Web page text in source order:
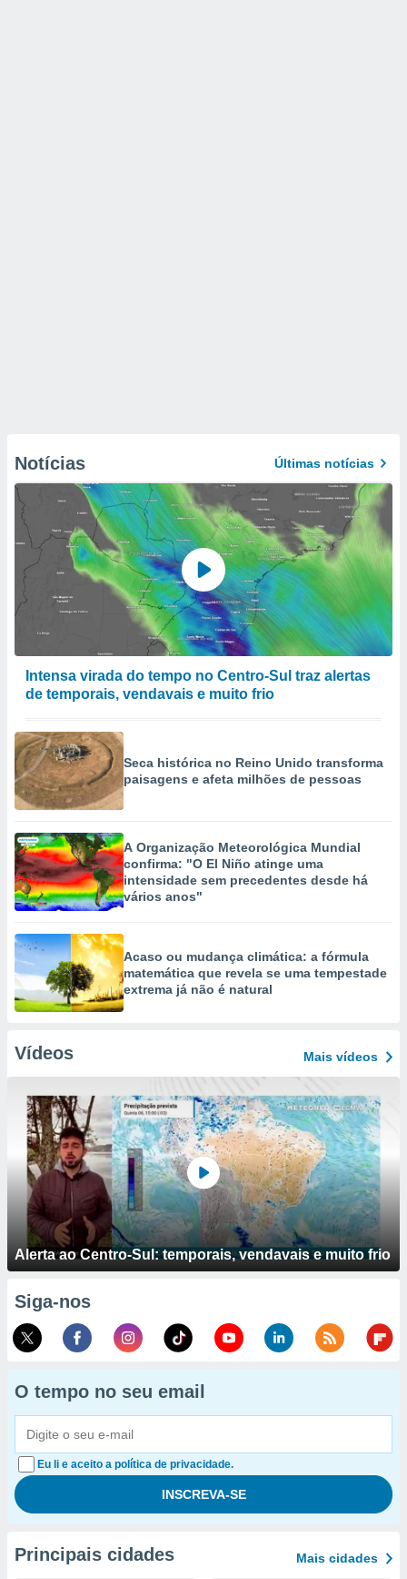
Notícias Últimas notícias
Intensa virada do tempo no Centro-Sul traz alertas
de temporais, vendavais e muito frio
Seca histórica no Reino Unido transforma
paisagens e afeta milhões de pessoas
A Organização Meteorológica Mundial
confirma: "O El Niño atinge uma
intensidade sem precedentes desde há
vários anos"
Acaso ou mudança climática: a fórmula
matemática que revela se uma tempestade
extrema já não é natural
Vídeos Mais vídeos
Alerta ao Centro-Sul: temporais, vendavais e muito frio
Siga-nos
O tempo no seu email
Eu li e aceito a política de privacidade.
Principais cidades Mais cidades